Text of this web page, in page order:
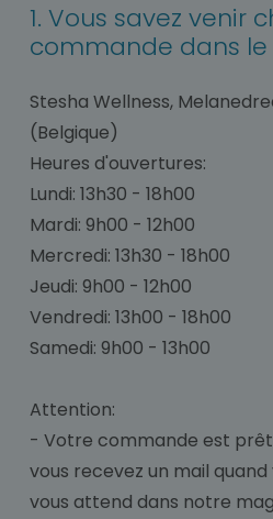
1. Vous savez venir
commande dans
Stesha Wellness,
(Belgique)
Heures d'ouvertures:
Lundi: 13h30 - 18h00
Mardi: 9h00 - 12h00
Mercredi: 13h30 - 18h00
Jeudi: 9h00 - 12h00
Vendredi: 13h00 - 18h00
Samedi: 9h00 - 13h00
Attention:
- Votre commande est
vous recevez un mail
vous attend dans notre